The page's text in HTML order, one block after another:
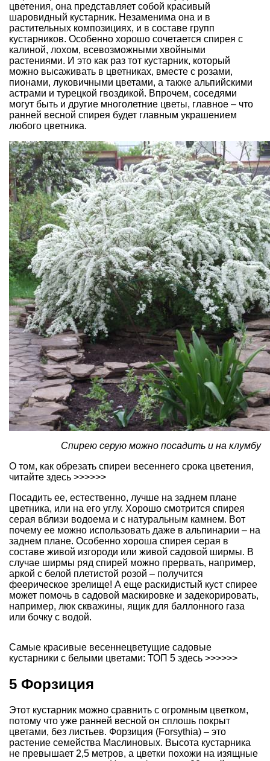
цветения, она представляет собой красивый
шаровидный кустарник. Незаменима она и в
растительных композициях, и в составе групп
кустарников. Особенно хорошо сочетается спирея с
калиной, лохом, всевозможными хвойными
растениями. И это как раз тот кустарник, который
можно высаживать в цветниках, вместе с розами,
пионами, луковичными цветами, а также альпийскими
астрами и турецкой гвоздикой. Впрочем, соседями
могут быть и другие многолетние цветы, главное – что
ранней весной спирея будет главным украшением
любого цветника.
Спирею серую можно посадить и на клумбу
О том, как обрезать спиреи весеннего срока цветения,
читайте здесь >>>>>>
Посадить ее, естественно, лучше на заднем плане
цветника, или на его углу. Хорошо смотрится спирея
серая вблизи водоема и с натуральным камнем. Вот
почему ее можно использовать даже в альпинарии – на
заднем плане. Особенно хороша спирея серая в
составе живой изгороди или живой садовой ширмы. В
случае ширмы ряд спирей можно прервать, например,
аркой с белой плетистой розой – получится
феерическое зрелище! А еще раскидистый куст спирее
может помочь в садовой маскировке и задекорировать,
например, люк скважины, ящик для баллонного газа
или бочку с водой.
Самые красивые весеннецветущие садовые
кустарники с белыми цветами: ТОП 5 здесь >>>>>>
5 Форзиция
Этот кустарник можно сравнить с огромным цветком,
потому что уже ранней весной он сплошь покрыт
цветами, без листьев. Форзиция (Forsythia) – это
растение семейства Маслиновых. Высота кустарника
не превышает 2,5 метров, а цветки похожи на изящные